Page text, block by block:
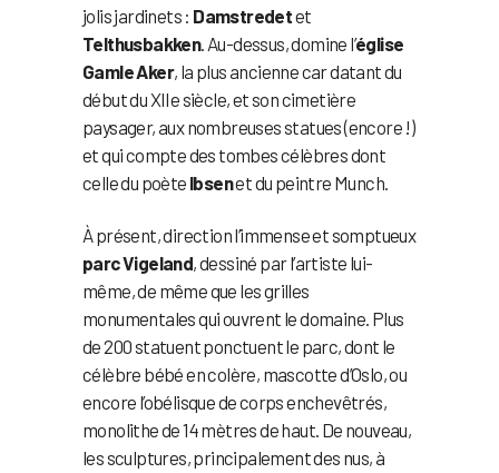
jolis jardinets : Damstredetet
Telthusbakken. Au-dessus, domine l’église
Gamle Aker, la plus ancienne car datant du
début du XIIe siècle, et son cimetière
paysager, aux nombreuses statues (encore !)
et qui compte des tombes célèbres dont
celle du poète Ibsenet du peintre Munch.
À présent, direction l’immense et somptueux
parc Vigeland, dessiné par l’artiste lui-
même, de même que les grilles
monumentales qui ouvrent le domaine. Plus
de 200 statuent ponctuent le parc, dont le
célèbre bébé en colère, mascotte d’Oslo, ou
encore l’obélisque de corps enchevêtrés,
monolithe de 14 mètres de haut. De nouveau,
les sculptures, principalement des nus, à